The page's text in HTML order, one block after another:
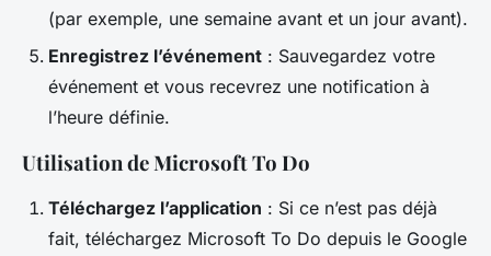
(par exemple, une semaine avant et un jour avant).
Enregistrez l’événement : Sauvegardez votre
événement et vous recevrez une notification à
l’heure définie.
Utilisation de Microsoft To Do
Téléchargez l’application : Si ce n’est pas déjà
fait, téléchargez Microsoft To Do depuis le Google